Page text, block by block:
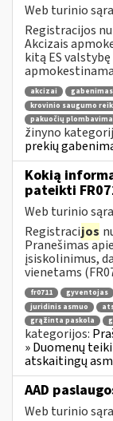
Web turinio
Registracijos
Akcizais
kitą ES
akcizai gabenimas
krovinio saugumo
pakuočių
žinyno
prekių
Kokią
pateikti
Web turinio
Registracijos
Pranešimas
įsiskolinimus,
vienetams
fr0711 gyventojas
juridinis asmuo
grąžinta paskola
kategorijos:
» Duomenų
atskaitingų
AAD
Web turinio